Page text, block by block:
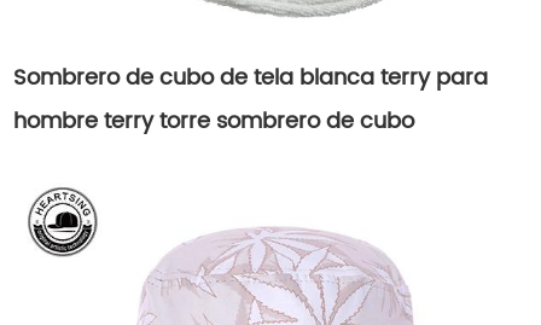
Sombrero de cubo de tela blanca terry para
hombre terry torre sombrero de cubo